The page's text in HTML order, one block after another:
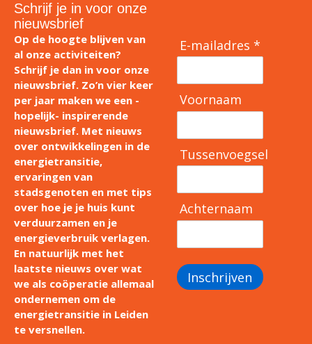
Schrijf je in voor onze
nieuwsbrief
Op de hoogte blijven van
al onze activiteiten?
Schrijf je dan in voor onze
nieuwsbrief. Zo’n vier keer
per jaar maken we een -
hopelijk- inspirerende
nieuwsbrief. Met nieuws
over ontwikkelingen in de
energietransitie,
ervaringen van
stadsgenoten en met tips
over hoe je je huis kunt
verduurzamen en je
energieverbruik verlagen.
En natuurlijk met het
laatste nieuws over wat
we als coöperatie allemaal
ondernemen om de
energietransitie in Leiden
te versnellen.
E-mailadres *
Voornaam
Tussenvoegsel
Achternaam
Inschrijven